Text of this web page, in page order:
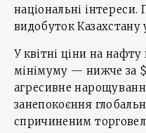
національні інтереси.
видобуток Казахстану
У квітні ціни на
мінімуму — нижче за
агресивне
занепокоєння
спричиненим